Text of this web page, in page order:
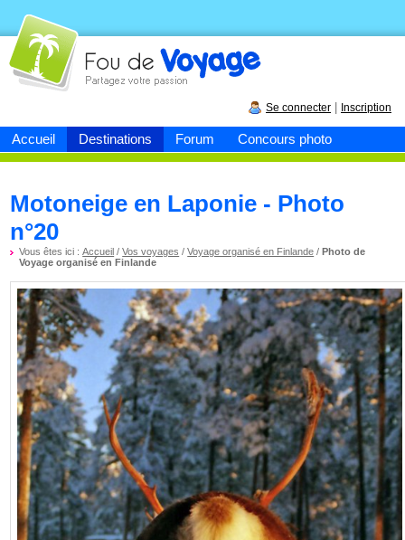
Accueil Destinations Forum Concours photo
Fou devoyage
Se connecter Inscription
Motoneige en Laponie - Photo
n°20
Vous êtes ici :Accueil /Vos voyages /Voyage organisé en Finlande /Photo de
Voyage organisé en Finlande